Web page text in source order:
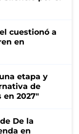
cuestionó a
en
etapa y
de
en 2027"
De la
en